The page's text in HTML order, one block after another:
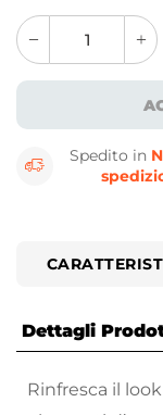
quantity
button
Spedito in
Dettagli
Rinfresca il